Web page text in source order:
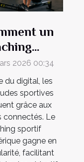
un
routine
?
2026 00:34
du digital, les
sportives
grâce aux
connectés. Le
sportif
gagne en
facilitant